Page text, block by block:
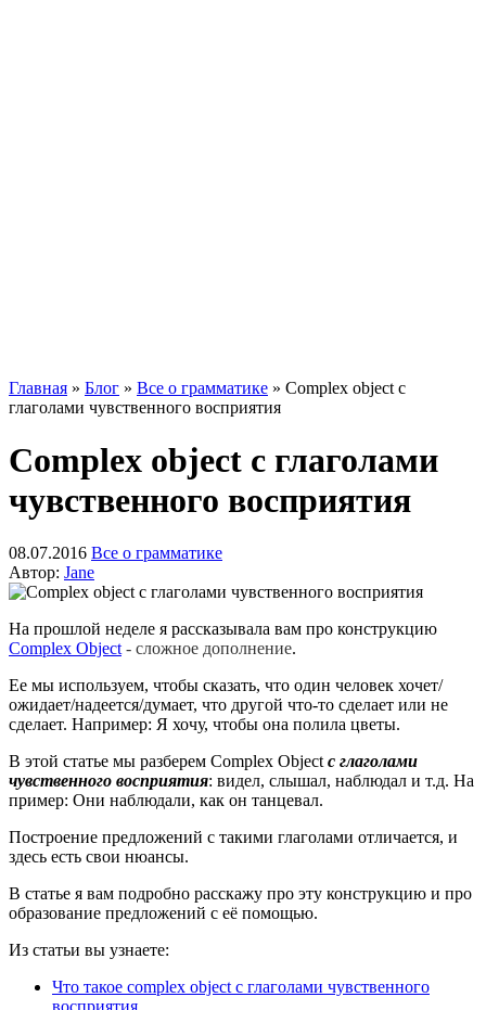
Главная » Блог » Все о грамматике » Complex object с
глаголами чувственного восприятия
Complex object с глаголами
чувственного восприятия
08.07.2016 Все о грамматике
Автор: Jane
На прошлой неделе я рассказывала вам про конструкцию
Complex Object- сложное дополнение.
Ее мы используем, чтобы сказать, что один человек хочет/
ожидает/надеется/думает, что другой что-то сделает или не
сделает. Например: Я хочу, чтобы она полила цветы.
В этой статье мы разберем Complex Objectс глаголами
чувственного восприятия: видел, слышал, наблюдал и т.д. На
пример: Они наблюдали, как он танцевал.
Построение предложений с такими глаголами отличается, и
здесь есть свои нюансы.
В статье я вам подробно расскажу про эту конструкцию и про
образование предложений с её помощью.
Из статьи вы узнаете:
Что такое complex object с глаголами чувственного